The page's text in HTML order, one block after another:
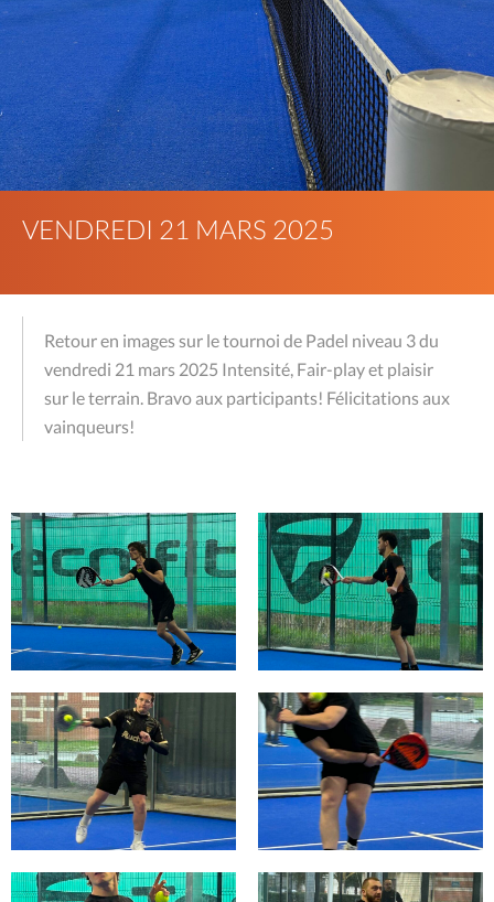
VENDREDI 21 MARS 2025
Retour en images sur le tournoi de Padel niveau 3 du
vendredi 21 mars 2025 Intensité, Fair-play et plaisir
sur le terrain. Bravo aux participants! Félicitations aux
vainqueurs!